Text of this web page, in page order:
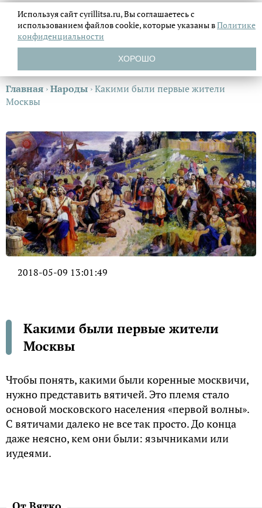
Главная ›Народы ›Какими были первые жители
Москвы
2018-05-09 13:01:49
Какими были первые жители
Москвы
Чтобы понять, какими были коренные москвичи,
нужно представить вятичей. Это племя стало
основой московского населения «первой волны».
С вятичами далеко не все так просто. До конца
даже неясно, кем они были: язычниками или
иудеями.
Используя сайт cyrillitsa.ru, Вы соглашаетесь с
использованием файловcookie, которые указаны вПолитике
конфиденциальности
ХОРОШО